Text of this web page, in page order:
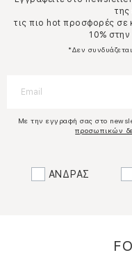
της
τις πιο hot προσφορές σε
10%
*Δεν
Με την εγγραφή σας στο
προσωπικών
ΑΝΔΡΑΣ